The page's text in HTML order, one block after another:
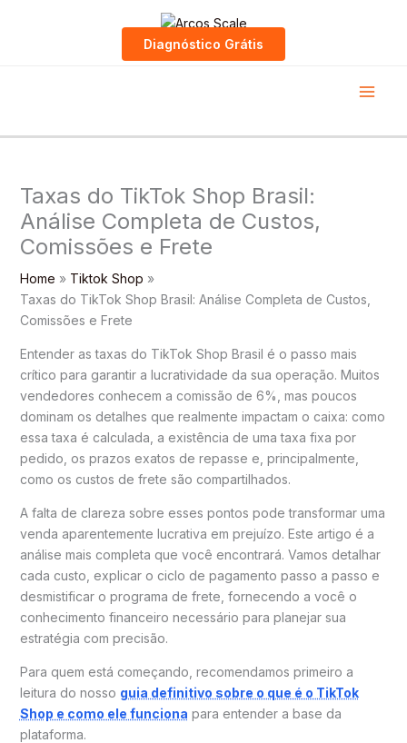
Diagnóstico Grátis
Taxas do TikTok Shop Brasil:
Análise Completa de Custos,
Comissões e Frete
Home
Tiktok Shop
Taxas do TikTok Shop Brasil: Análise Completa de Custos,
Comissões e Frete
Entender as taxas do TikTok Shop Brasil é o passo mais
crítico para garantir a lucratividade da sua operação. Muitos
vendedores conhecem a comissão de 6%, mas poucos
dominam os detalhes que realmente impactam o caixa: como
essa taxa é calculada, a existência de uma taxa fixa por
pedido, os prazos exatos de repasse e, principalmente,
como os custos de frete são compartilhados.
A falta de clareza sobre esses pontos pode transformar uma
venda aparentemente lucrativa em prejuízo. Este artigo é a
análise mais completa que você encontrará. Vamos detalhar
cada custo, explicar o ciclo de pagamento passo a passo e
desmistificar o programa de frete, fornecendo a você o
conhecimento financeiro necessário para planejar sua
estratégia com precisão.
Para quem está começando, recomendamos primeiro a
leitura do nosso guia definitivo sobre o que é o TikTok
Shop e como ele funciona para entender a base da
plataforma.